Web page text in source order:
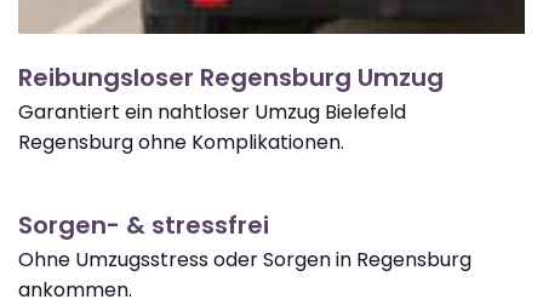
Reibungsloser Regensburg Umzug
Garantiert ein nahtloser Umzug Bielefeld
Regensburg ohne Komplikationen.
Sorgen- & stressfrei
Ohne Umzugsstress oder Sorgen in Regensburg
ankommen.